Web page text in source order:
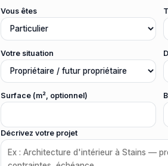
Vous êtes
Votre situation
Surface (m², optionnel)
Décrivez votre projet